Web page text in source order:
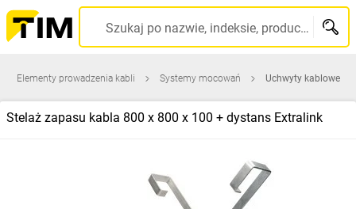
Szukaj po nazwie, indeksie, producencie, kodzie kreskowym...
Elementy prowadzenia kabli Systemy mocowań Uchwyty kablowe
Stelaż zapasu kabla 800 x 800 x 100 + dystans Extralink